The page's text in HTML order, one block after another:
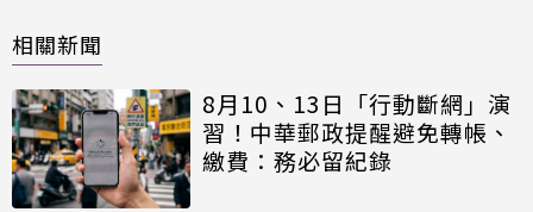
相關新聞
8月10、13日「行動斷網」演
習！中華郵政提醒避免轉帳、
繳費：務必留紀錄